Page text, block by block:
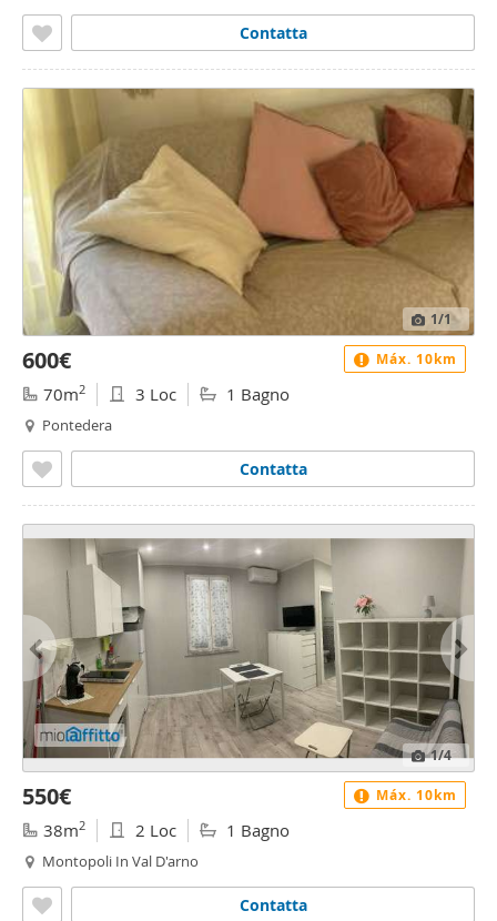
Contatta
1/1
600€
70m2 3 Loc 1 Bagno
Pontedera
Contatta
Máx. 10km
1/4
550€
38m2 2 Loc 1 Bagno
Montopoli In Val D'arno
Contatta
Máx. 10km